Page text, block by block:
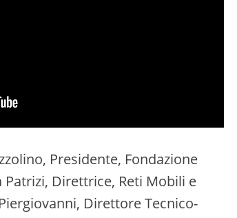
Presidente, Fondazione
Patrizi, Direttrice, Reti Mobili e
Direttore Tecnico-